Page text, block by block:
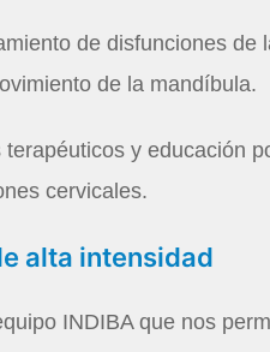
de disfunciones de
de la mandíbula.
y educación
cervicales.
alta intensidad
INDIBA que nos